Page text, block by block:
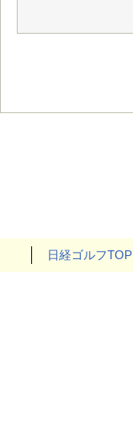
日経ゴルフTOP